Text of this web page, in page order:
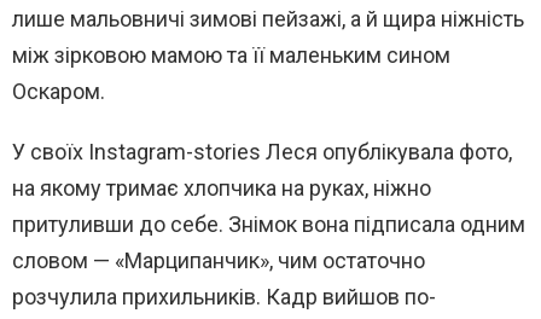
лише мальовничі зимові пейзажі, а й щира ніжність
між зірковою мамою та її маленьким сином
Оскаром.
У своїх Instagram-stories Леся опублікувала фото,
на якому тримає хлопчика на руках, ніжно
притуливши до себе. Знімок вона підписала одним
словом — «Марципанчик», чим остаточно
розчулила прихильників. Кадр вийшов по-